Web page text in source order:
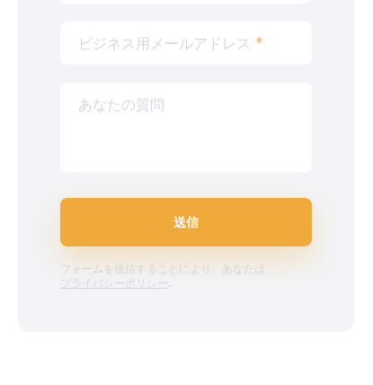
ビジネス用メールアドレス *
あなたの質問
送信
フォームを送信することにより、あなたは、
プライバシーポリシー.